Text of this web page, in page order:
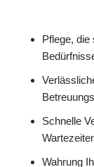
Pflege, die
Schnelle
Wahrung